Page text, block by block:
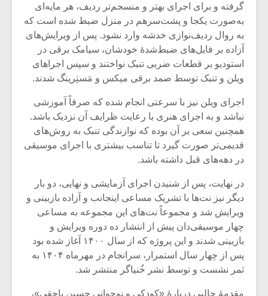
گرفته و برای اجرای بهتر و منسجم‌تر ردیف، هر مایه‌ای
به‌صورت یکجا و پشت‌سر‌هم در منزل ضبط شده است که
به روال ردیف‌نوازی خدشه وارد نشود. پس از ویرایش‌های
آزاده بر فایل‌های ضبط‌شدۀ خودشان، سیامک برقی در
استودیو بر قطعات ضربی تنبک نواختند و سپس اجراهای
ویلن و تنبک توسط صمد برقی میکس و مَستِرینگ شدند.
اجرای ویلن نیز با سرعتی انجام شده که صرفاً آموزشی
نباشد و به اجرای هنری با رعایت ظرایف آن نزدیک باشد.
همچنین سعی بر آن بوده که نوازندگی تنبک به روش‌های
قدیمی‌تر صورت گیرد تا تناسب بیشتری با اجرای موسیقی
در دهه‌های قبل داشته باشد.
در نهایت، پس از شنیدن اجرای آزمایشی و نهایی، دو بار
دیگر نیز نت‌ها با تشریک مساعی اینجانب و آزاده بازبینی و
ویرایش شد و مجموعاً نت‌های این مجموعه به مساعی
چهار موسیقی‌دان پیش از انتشار ده دوره ویرایش و
بازبینی شدند و این پروژه که از سال ۱۴۰۰ آغاز شده بود
پس از چهار سال استمرار، سرانجام در مهرماه ۱۴۰۴ به
ثمر نشست و توسط نشر خُنیاگر منتشر شد.
مقدمۀ جالبی دربارۀ «کودکی و نوجوانی حسین یاحقی»،